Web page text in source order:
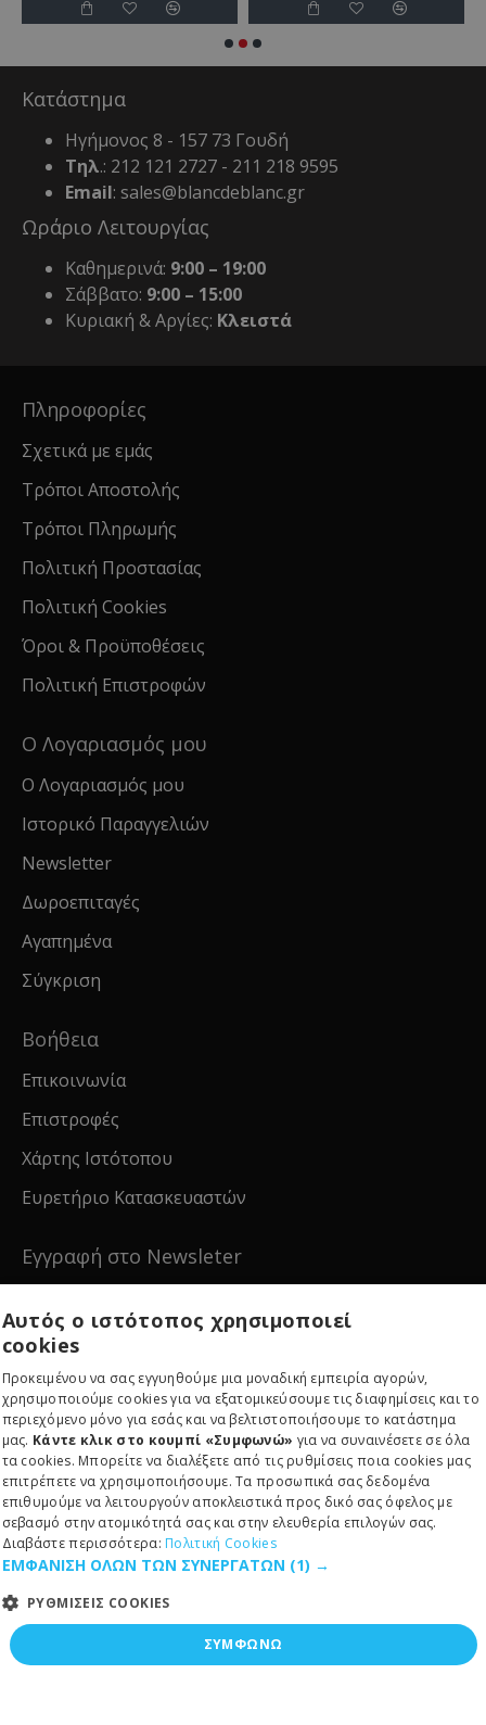
Κατάστημα
Ηγήμονος 8 - 157 73 Γουδή
Τηλ.: 212 121 2727 - 211 218 9595
Email: sales@blancdeblanc.gr
Ωράριο Λειτουργίας
Καθημερινά: 9:00 – 19:00
Σάββατο: 9:00 – 15:00
Κυριακή & Αργίες: Κλειστά
Πληροφορίες
Σχετικά με εμάς
Τρόποι Αποστολής
Τρόποι Πληρωμής
Πολιτική Προστασίας
Πολιτική Cookies
Όροι & Προϋποθέσεις
Πολιτική Επιστροφών
Ο Λογαριασμός μου
Ο Λογαριασμός μου
Ιστορικό Παραγγελιών
Newsletter
Δωροεπιταγές
Αγαπημένα
Σύγκριση
Βοήθεια
Επικοινωνία
Επιστροφές
Χάρτης Ιστότοπου
Ευρετήριο Κατασκευαστών
Εγγραφή στο Newsleter
Εγγραφείτε για νέα και ειδικές προσφορές!
Εγγραφείτε
Αυτός ο ιστότοπος χρησιμοποιεί
cookies
Προκειμένου να σας εγγυηθούμε μια μοναδική εμπειρία αγορών,
χρησιμοποιούμε cookies για να εξατομικεύσουμε τις διαφημίσεις και το
περιεχόμενο μόνο για εσάς και να βελτιστοποιήσουμε το κατάστημα
μας. Κάντε κλικ στο κουμπί «Συμφωνώ» για να συναινέσετε σε όλα
τα cookies. Μπορείτε να διαλέξετε από τις ρυθμίσεις ποια cookies μας
επιτρέπετε να χρησιμοποιήσουμε. Τα προσωπικά σας δεδομένα
επιθυμούμε να λειτουργούν αποκλειστικά προς δικό σας όφελος με
σεβασμό στην ατομικότητά σας και στην ελευθερία επιλογών σας.
Διαβάστε περισσότερα: Πολιτική Cookies
ΕΜΦΑΝΙΣΗ ΟΛΩΝ ΤΩΝ ΣΥΝΕΡΓΑΤΩΝ (1) →
ΡΥΘΜΙΣΕΙΣ COOKIES
ΣΥΜΦΩΝΩ